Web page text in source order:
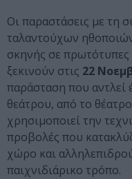
Οι παραστάσεις με τη
ταλαντούχων
σκηνής σε
ξεκινούν στις 22
παράσταση που αντλεί
θεάτρου, από το
χρησιμοποιεί την
προβολές που
χώρο και
παιχνιδιάρικο τρόπο.